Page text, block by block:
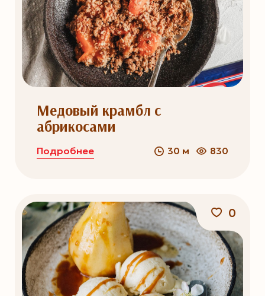
Медовый крамбл с
абрикосами
Подробнее 30 м 830
0